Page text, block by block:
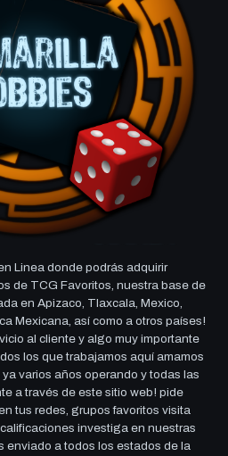
Linea donde podrás adquirir
de TCG Favoritos, nuestra base de
en Apizaco, Tlaxcala, Mexico,
Mexicana, así como a otros países!
al cliente y algo muy importante
los que trabajamos aquí amamos
varios años operando y todas las
a través de este sitio web! pide
tus redes, grupos favoritos visita
investiga en nuestras
enviado a todos los estados de la